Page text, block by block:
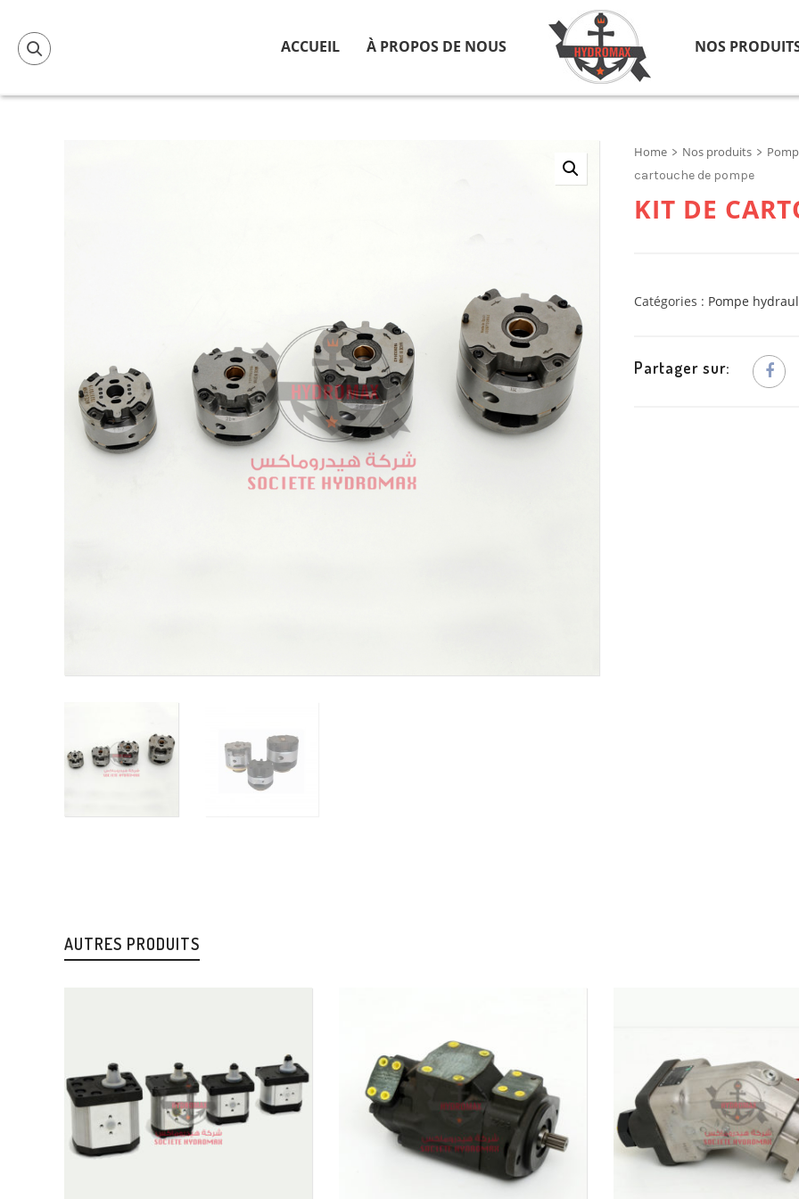
ACCUEIL À PROPOS DE NOUS NOS
Home > Nos produits >
cartouche de pompe
KIT DE
Catégories : Pompe
Partager sur:
AUTRES PRODUITS